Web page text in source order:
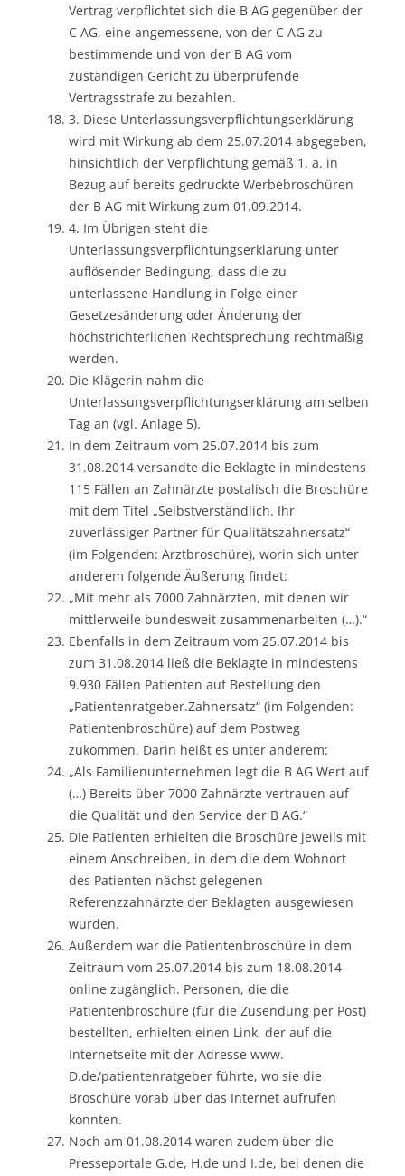
Vertrag verpflichtet sich die B AG gegenüber der
C AG, eine angemessene, von der C AG zu
bestimmende und von der B AG vom
zuständigen Gericht zu überprüfende
Vertragsstrafe zu bezahlen.
3. Diese Unterlassungsverpflichtungserklärung
wird mit Wirkung ab dem 25.07.2014 abgegeben,
hinsichtlich der Verpflichtung gemäß 1. a. in
Bezug auf bereits gedruckte Werbebroschüren
der B AG mit Wirkung zum 01.09.2014.
4. Im Übrigen steht die
Unterlassungsverpflichtungserklärung unter
auflösender Bedingung, dass die zu
unterlassene Handlung in Folge einer
Gesetzesänderung oder Änderung der
höchstrichterlichen Rechtsprechung rechtmäßig
werden.
Die Klägerin nahm die
Unterlassungsverpflichtungserklärung am selben
Tag an (vgl. Anlage 5).
In dem Zeitraum vom 25.07.2014 bis zum
31.08.2014 versandte die Beklagte in mindestens
115 Fällen an Zahnärzte postalisch die Broschüre
mit dem Titel „Selbstverständlich. Ihr
zuverlässiger Partner für Qualitätszahnersatz“
(im Folgenden: Arztbroschüre), worin sich unter
anderem folgende Äußerung findet:
„Mit mehr als 7000 Zahnärzten, mit denen wir
mittlerweile bundesweit zusammenarbeiten (…).“
Ebenfalls in dem Zeitraum vom 25.07.2014 bis
zum 31.08.2014 ließ die Beklagte in mindestens
9.930 Fällen Patienten auf Bestellung den
„Patientenratgeber.Zahnersatz“ (im Folgenden:
Patientenbroschüre) auf dem Postweg
zukommen. Darin heißt es unter anderem:
„Als Familienunternehmen legt die B AG Wert auf
(…) Bereits über 7000 Zahnärzte vertrauen auf
die Qualität und den Service der B AG.“
Die Patienten erhielten die Broschüre jeweils mit
einem Anschreiben, in dem die dem Wohnort
des Patienten nächst gelegenen
Referenzzahnärzte der Beklagten ausgewiesen
wurden.
Außerdem war die Patientenbroschüre in dem
Zeitraum vom 25.07.2014 bis zum 18.08.2014
online zugänglich. Personen, die die
Patientenbroschüre (für die Zusendung per Post)
bestellten, erhielten einen Link, der auf die
Internetseite mit der Adresse www.
D.de/patientenratgeber führte, wo sie die
Broschüre vorab über das Internet aufrufen
konnten.
Noch am 01.08.2014 waren zudem über die
Presseportale G.de, H.de und I.de, bei denen die